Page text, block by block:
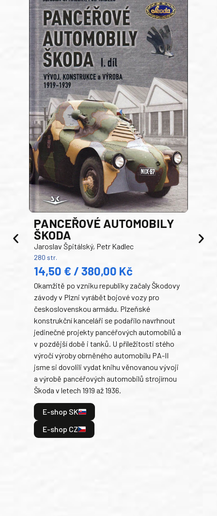
PANCEŘOVÉ AUTOMOBILY
ŠKODA
Jaroslav Špitálský, Petr Kadlec
280 str.
14,50 € / 380,00 Kč
Okamžitě po vzniku republiky začaly Škodovy
závody v Plzni vyrábět bojové vozy pro
československou armádu. Plzeňské
konstrukční kanceláři se podařilo navrhnout
jedinečné projekty pancéřových automobilů a
v pozdější době i tanků. U příležitosti stého
výročí výroby obrněného automobilu PA-II
jsme si dovolili vydat knihu věnovanou vývoji
a výrobě pancéřových automobilů strojírnou
Škoda v letech 1919 až 1936.
E-shop SK
E-shop CZ